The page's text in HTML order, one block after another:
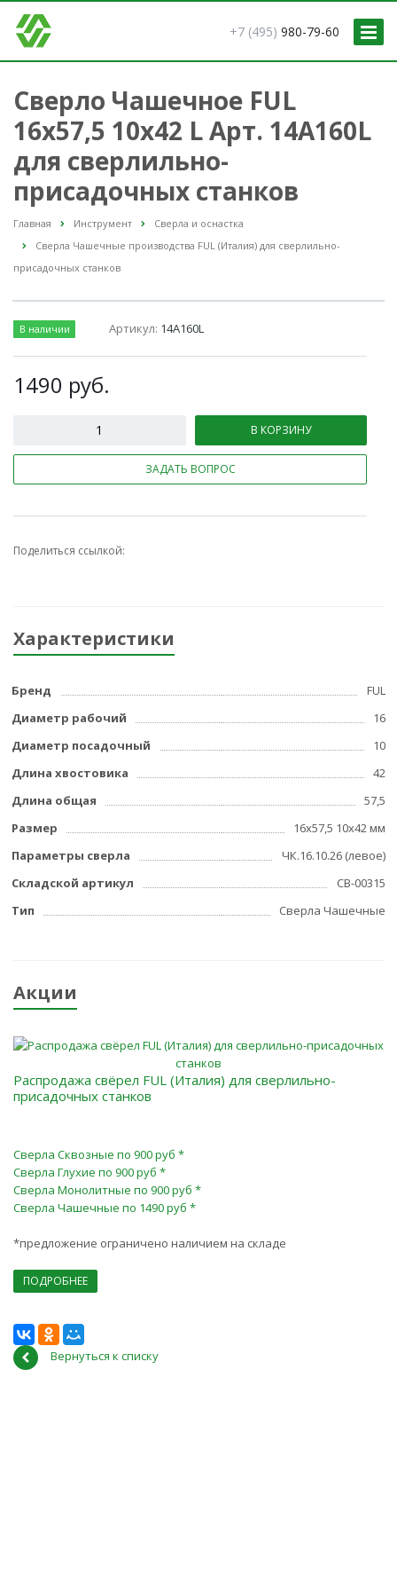
+7 (495) 980-79-60
Сверло Чашечное FUL
16x57,5 10x42 L Арт. 14A160L
для сверлильно-
присадочных станков
Главная Инструмент
Сверла и оснастка
Сверла Чашечные производства FUL (Италия) для сверлильно-
присадочных станков
В наличии Артикул: 14A160L
1490 руб.
В КОРЗИНУ
ЗАДАТЬ ВОПРОС
Поделиться ссылкой:
Характеристики
Бренд
FUL
Диаметр рабочий
16
Диаметр посадочный
10
Длина хвостовика
42
Длина общая
57,5
Размер
16x57,5 10x42 мм
Параметры сверла
ЧК.16.10.26 (левое)
Складской артикул
СВ-00315
Тип
Сверла Чашечные
Акции
Распродажа свёрел FUL (Италия) для сверлильно-
присадочных станков
Сверла Сквозные по 900 руб *
Сверла Глухие по 900 руб *
Сверла Монолитные по 900 руб *
Сверла Чашечные по 1490 руб *
*предложение ограничено наличием на складе
ПОДРОБНЕЕ
Вернуться к списку